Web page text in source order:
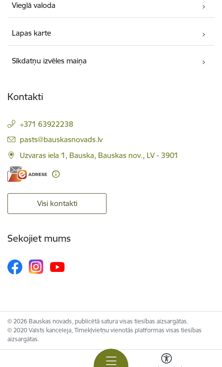
Vieglā valoda
Lapas karte
Sīkdatņu izvēles maiņa
Kontakti
+371 63922238
E-pasts:
pasts@bauskasnovads.lv
Uzvaras iela 1, Bauska, Bauskas nov., LV - 3901
Visi kontakti
Sekojiet mums
© 2026 Bauskas novads, publicētā satura visas tiesības aizsargātas.
© 2020 Valsts kanceleja, Tīmekļvietņu vienotās platformas visas tiesības
aizsargātas.